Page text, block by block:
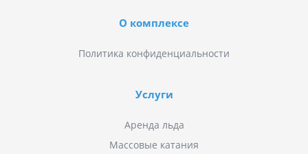
О комплексе
Политика конфиденциальности
Услуги
Аренда льда
Массовые катания